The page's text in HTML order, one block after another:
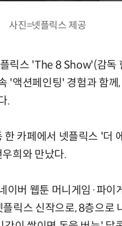
사진=넷플릭스 제공
릭스 'The 8 Show'(감독
'액션페인팅' 경험과 함께,
.
한 카페에서 넷플릭스 '더
희와 만났다.
이버 웹툰 머니게임·파이
릭스 신작으로, 8층으로